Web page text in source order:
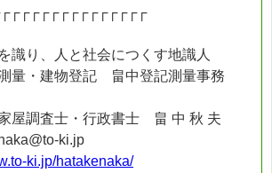
り、人と社会につくす地識人
量・建物登記 畠中登記測量事務
調査士・行政書士 畠 中 秋 夫
ki.jp
ki.jp/hatakenaka/